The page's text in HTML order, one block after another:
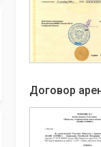
Договор